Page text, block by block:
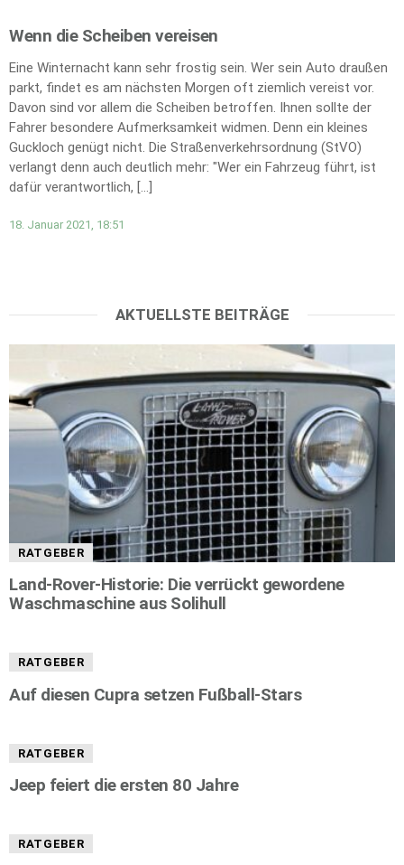
Wenn die Scheiben vereisen
Eine Winternacht kann sehr frostig sein. Wer sein Auto draußen
parkt, findet es am nächsten Morgen oft ziemlich vereist vor.
Davon sind vor allem die Scheiben betroffen. Ihnen sollte der
Fahrer besondere Aufmerksamkeit widmen. Denn ein kleines
Guckloch genügt nicht. Die Straßenverkehrsordnung (StVO)
verlangt denn auch deutlich mehr: "Wer ein Fahrzeug führt, ist
dafür verantwortlich, […]
18. Januar 2021, 18:51
AKTUELLSTE BEITRÄGE
RATGEBER
Land-Rover-Historie: Die verrückt gewordene
Waschmaschine aus Solihull
RATGEBER
Auf diesen Cupra setzen Fußball-Stars
RATGEBER
Jeep feiert die ersten 80 Jahre
RATGEBER